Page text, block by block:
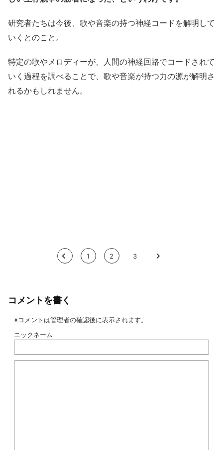
研究者たちは今後、歌や音楽の持つ神経コードを解明して
いくとのこと。
特定の歌やメロディーが、人間の神経回路でコードされて
いく過程を調べることで、歌や音楽が持つ力の源が解明さ
れるかもしれません。
< 1 2 3 >
コメントを書く
※コメントは管理者の確認後に表示されます。
ニックネーム